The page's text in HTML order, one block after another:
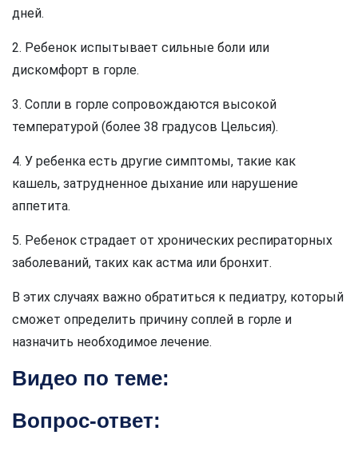
дней.
2. Ребенок испытывает сильные боли или
дискомфорт в горле.
3. Сопли в горле сопровождаются высокой
температурой (более 38 градусов Цельсия).
4. У ребенка есть другие симптомы, такие как
кашель, затрудненное дыхание или нарушение
аппетита.
5. Ребенок страдает от хронических респираторных
заболеваний, таких как астма или бронхит.
В этих случаях важно обратиться к педиатру, который
сможет определить причину соплей в горле и
назначить необходимое лечение.
Видео по теме:
Вопрос-ответ: